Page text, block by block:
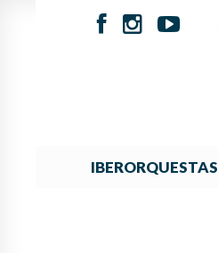
IBERORQUESTAS